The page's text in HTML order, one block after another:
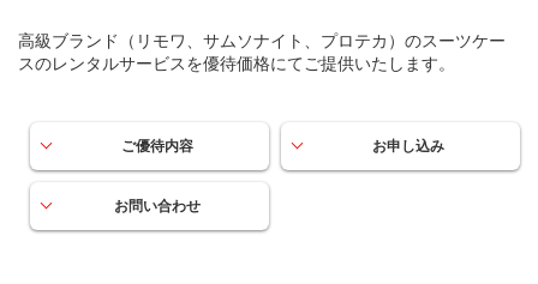
高級ブランド（リモワ、サムソナイト、プロテカ）のスーツケー
スのレンタルサービスを優待価格にてご提供いたします。
ご優待内容 お申し込み
お問い合わせ